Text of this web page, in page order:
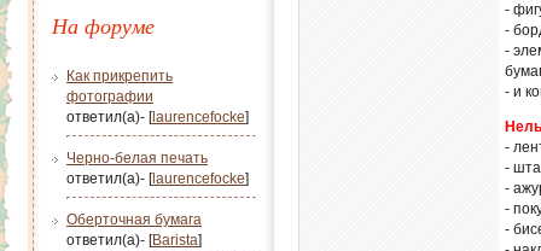
На форуме
Как прикрепить
фотографии
ответил(а)- [laurencefocke]
Черно-белая печать
ответил(а)- [laurencefocke]
Оберточная бумага
ответил(а)- [Barista]
-
-
-
- и
-
-
-
-
-